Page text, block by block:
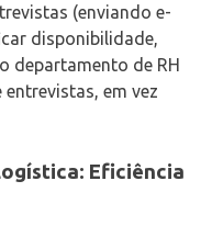
(enviando e-
disponibilidade,
departamento de RH
em vez
Eficiência